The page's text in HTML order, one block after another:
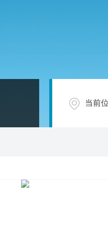
当前